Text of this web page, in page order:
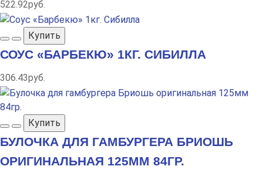
522.92руб.
Купить
СОУС «БАРБЕКЮ» 1КГ. СИБИЛЛА
306.43руб.
Купить
БУЛОЧКА ДЛЯ ГАМБУРГЕРА БРИОШЬ
ОРИГИНАЛЬНАЯ 125ММ 84ГР.